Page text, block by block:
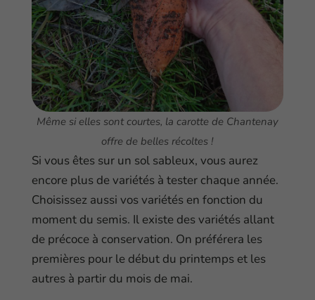
Même si elles sont courtes, la carotte de Chantenay
offre de belles récoltes !
Si vous êtes sur un sol sableux, vous aurez
encore plus de variétés à tester chaque année.
Choisissez aussi vos variétés en fonction du
moment du semis. Il existe des variétés allant
de précoce à conservation. On préférera les
premières pour le début du printemps et les
autres à partir du mois de mai.